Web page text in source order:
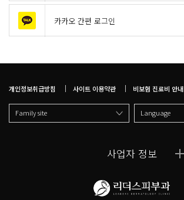
카카오 간편 로그인
개인정보취급방침 사이트 이용약관 비보험 진료비 안내
Family site Language
사업자 정보